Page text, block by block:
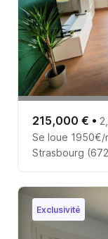
215,000 € •
Se loue 1950€/
Strasbourg
Exclusivité